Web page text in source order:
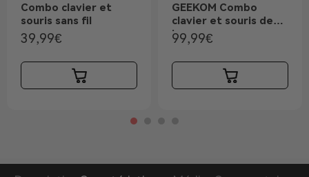
Combo clavier et
souris sans fil
39,99€
GEEKOM Combo
clavier et souris de
jeux
99,99€